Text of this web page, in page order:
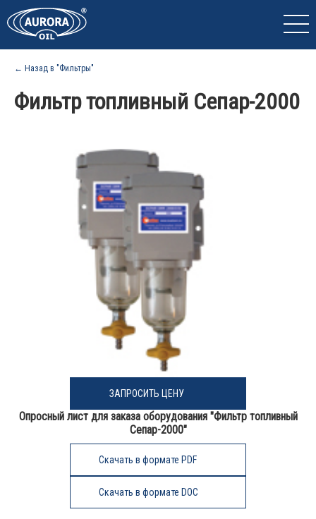
← Назад в "Фильтры"
Фильтр топливный Сепар-2000
ЗАПРОСИТЬ ЦЕНУ
Опросный лист для заказа оборудования "Фильтр топливный
Сепар-2000"
Скачать в формате PDF
Скачать в формате DOC